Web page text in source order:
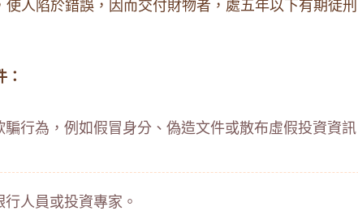
人陷於錯誤，因而交付財物者，處五年以下有期徒
行為，例如假冒身分、偽造文件或散布虛假投資資
人員或投資專家。